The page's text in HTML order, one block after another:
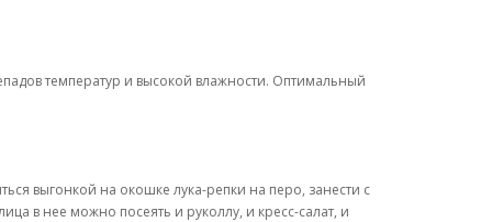
температур и высокой влажности. Оптимальный
выгонкой на окошке лука-репки на перо, занести с
в нее можно посеять и руколлу, и кресс-салат, и